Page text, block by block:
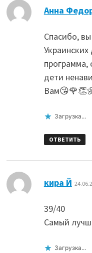
Анна
Спасибо,
программа,
дети
Загрузка...
ОТВЕТИТЬ
кира Й
39/40
Самый
Загрузка...